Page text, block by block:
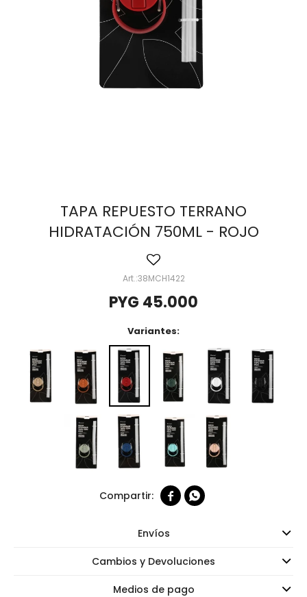
TAPA REPUESTO TERRANO
HIDRATACIÓN 750ML - ROJO
38MCH1422
PYG 45.000
Variantes:
 
Envíos
Cambios y Devoluciones
Medios de pago